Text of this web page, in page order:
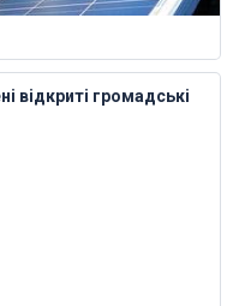
відкриті громадські